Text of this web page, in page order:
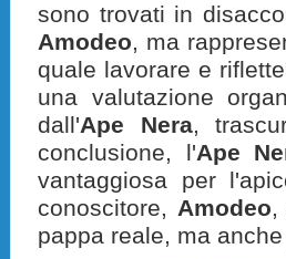
sono trovati in
Amodeo, ma
quale lavorare e
una valutazione
dall'Ape Nera,
conclusione, l'Ape
vantaggiosa per
conoscitore, Amodeo,
pappa reale, ma